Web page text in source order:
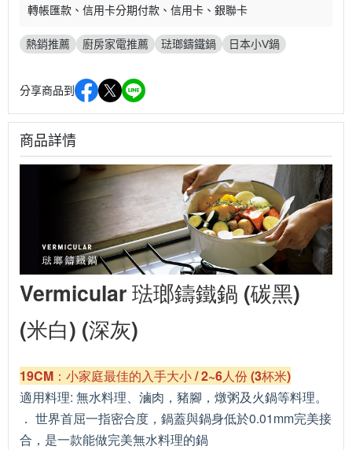
轉帳匯款
信用卡分期付款 信用卡 銀聯卡
熱銷推薦 廚房家電推薦 琺瑯鑄鐵鍋 日本小V鍋
分享商品到
商品詳情
Vermicular 琺瑯鑄鐵鍋 (碳黑)
(米白) (深灰)
19CM：小家庭最佳的入手大小 / 2~6人份 (3杯米)
適用料理: 無水料理、滷肉，豬腳，燉粥及火鍋等料理。
． 世界首屈一指密合度，鍋蓋與鍋身低於0.01mm完美接
合，是一款能做完美無水料理的鍋